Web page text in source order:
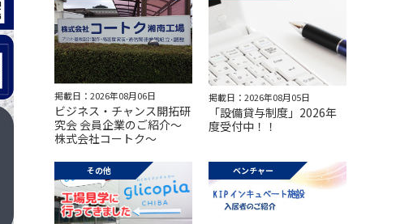
掲載日：2026年08月06日
ビジネス・チャンス開拓研
究会 会員企業のご紹介～
株式会社コートク～
掲載日：2026年08月05日
「設備貸与制度」2026年
度受付中！！
その他 ベンチャー